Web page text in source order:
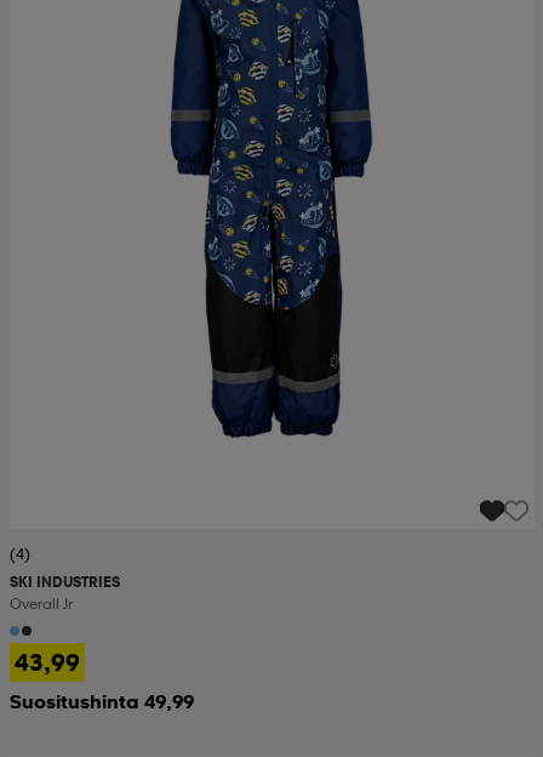
(4)
SKI INDUSTRIES
Overall Jr
43,99
Suositushinta 49,99